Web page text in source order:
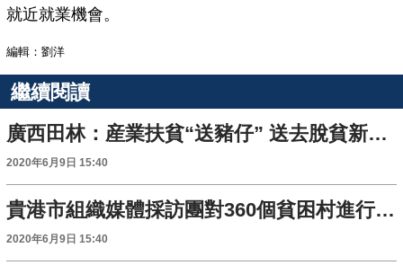
就近就業機會。
編輯：劉洋
繼續閱讀
廣西田林：産業扶貧“送豬仔” 送去脫貧新希望
2020年6月9日 15:40
貴港市組織媒體採訪團對360個貧困村進行聯合採訪
2020年6月9日 15:40